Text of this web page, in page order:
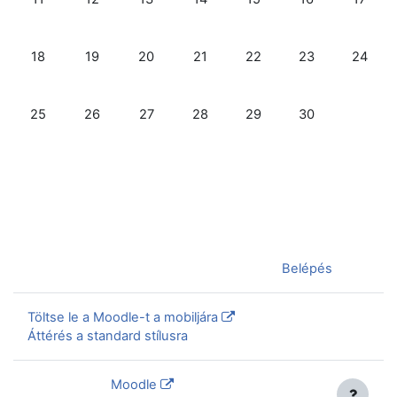
Nincs esemény, november, 18., hétfő
18 Nincs esemény, november, 19., kedd
19 Nincs esemény, november, 20., szerda
20 Nincs esemény, november, 21.,
21 Nincs esemény,
22 Nincs
23 Nincs
24
Nincs esemény, november, 25., hétfő
25 Nincs esemény, november, 26., kedd
26 Nincs esemény, november, 27., szerda
27 Nincs esemény, november, 28.,
28 Nincs esemény,
29 Nincs
30
Belépés
Töltse le a Moodle-t a mobiljára
Áttérés a standard stílusra
Moodle